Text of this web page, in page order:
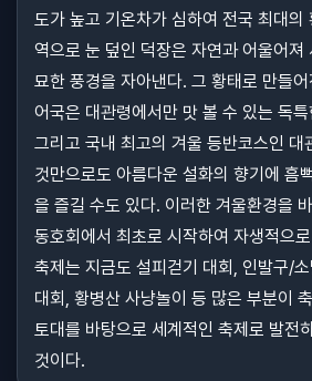
도가 높고 기온차가 심하여 전국 최대의
역으로 눈 덮인 덕장은 자연과 어울어져
묘한 풍경을 자아낸다. 그 황태로 만들
어국은 대관령에서만 맛 볼 수 있는 독
그리고 국내 최고의 겨울 등반코스인 대
것만으로도 아름다운 설화의 향기에 흠
을 즐길 수도 있다. 이러한 겨울환경을
동호회에서 최초로 시작하여 자생적으
축제는 지금도 설피걷기 대회, 인발구/
대회, 황병산 사냥놀이 등 많은 부분이
토대를 바탕으로 세계적인 축제로 발전
것이다.